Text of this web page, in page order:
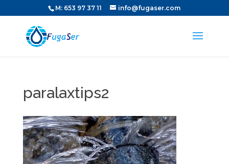
M: 653 97 37 11 info@fugaser.com
paralaxtips2